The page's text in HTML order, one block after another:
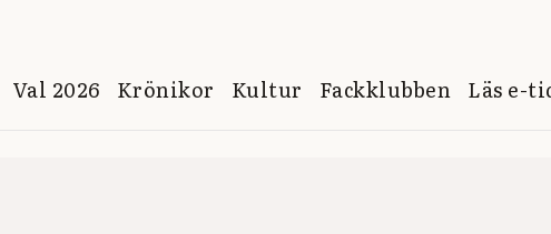
Val 2026 Krönikor Kultur Fackklubben Läs e-